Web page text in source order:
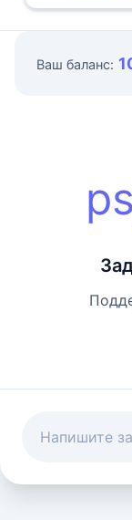
Ваш баланс: